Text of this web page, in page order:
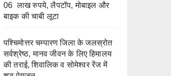
06 लाख रुपये, लैपटॉप, मोबाइल और
बाइक की चाबी लूटा
पश्चिमोत्तर चम्पारण जिला के जलस्रोत
सर्वश्रेष्ठ, मानव जीवन के लिए हिमालय
की तराई, शिवालिक व सोमेश्वर रेंज में